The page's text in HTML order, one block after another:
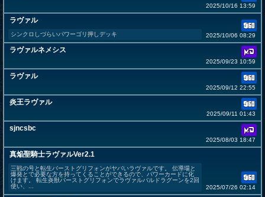
2025/10/16 13:59
ラヴァル
シンクロしづらいパワーゴリ押しデッキ 2025/10/06 08:29
ラヴァルネメシス
2025/09/23 10:59
ラヴァル
2025/09/12 22:55
炎王ラヴァル
2025/09/11 01:43
sjncsbc
2025/08/03 18:47
真焔聖騎士ラヴァルVer2.1
三戦の号と転生バーストグリフォンがヤバいラヴァルです。 伝導場と
爆発とで必要な方を持ってくることができるので、パワーカードに化
けます。 転生炎獣バーストグリフォンでラヴァルバルドラグーンを2回
使い、...
2025/07/26 02:14